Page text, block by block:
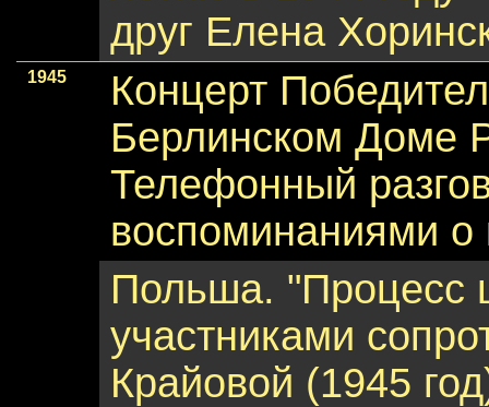
друг Елена
1945
Концерт
Берлинском Доме
Телефонный
воспоминаниями о
Польша. "Процесс
участниками
Крайовой (1945